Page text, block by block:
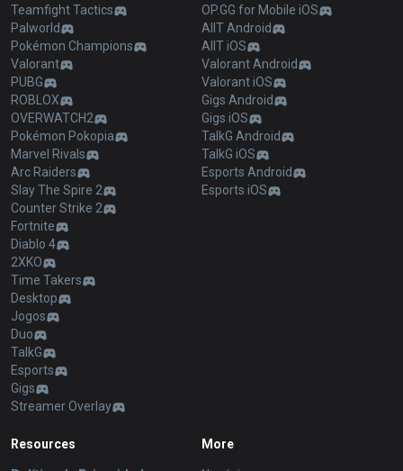
Teamfight Tactics
Palworld
Pokémon Champions
Valorant
PUBG
ROBLOX
OVERWATCH2
Pokémon Pokopia
Marvel Rivals
Arc Raiders
Slay The Spire 2
Counter Strike 2
Fortnite
Diablo 4
2XKO
Time Takers
Desktop
Jogos
Duo
TalkG
Esports
Gigs
Streamer Overlay
OP.GG for Mobile iOS
AllT Android
AllT iOS
Valorant Android
Valorant iOS
Gigs Android
Gigs iOS
TalkG Android
TalkG iOS
Esports Android
Esports iOS
Resources More